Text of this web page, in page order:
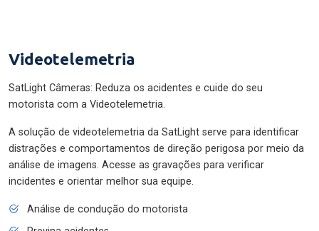
Videotelemetria
SatLight Câmeras: Reduza os acidentes e cuide do seu
motorista com a Videotelemetria.
A solução de videotelemetria da SatLight serve para identificar
distrações e comportamentos de direção perigosa por meio da
análise de imagens. Acesse as gravações para verificar
incidentes e orientar melhor sua equipe.
Análise de condução do motorista